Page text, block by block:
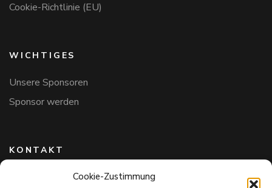
Cookie-Zustimmung
Cookie-Richtlinie (EU)
WICHTIGES
Unsere Sponsoren
Sponsor werden
KONTAKT
Hundefreunde in Bayern e.V.